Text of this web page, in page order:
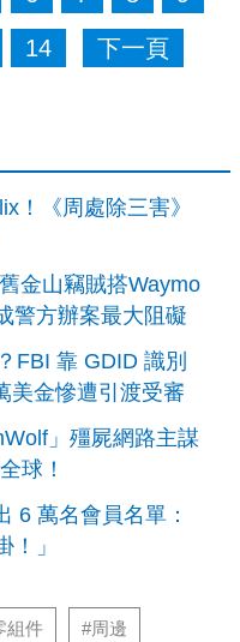
14 下一頁
！《周處除三害》
金山竊賊搭Waymo
警方辦案最大阻礙
FBI 靠 GDID 識別
美金慘遭引渡受審
」殭屍網路主謀
球！
6 萬名會員名單：
」
組件 #周邊